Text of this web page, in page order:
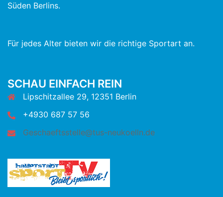
Süden Berlins.
Für jedes Alter bieten wir die richtige Sportart an.
SCHAU EINFACH REIN
Lipschitzallee 29, 12351 Berlin
+4930 687 57 56
Geschaeftsstelle@tus-neukoelln.de